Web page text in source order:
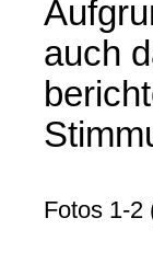
auch
Fotos 1-2